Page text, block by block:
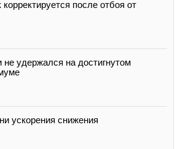
после отбоя от
удержался на достигнутом
ускорения снижения